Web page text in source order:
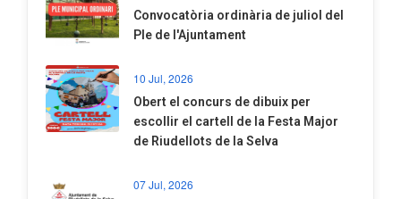
Convocatòria ordinària de juliol del
Ple de l'Ajuntament
10 Jul, 2026
​Obert el concurs de dibuix per
escollir el cartell de la Festa Major
de Riudellots de la Selva
07 Jul, 2026